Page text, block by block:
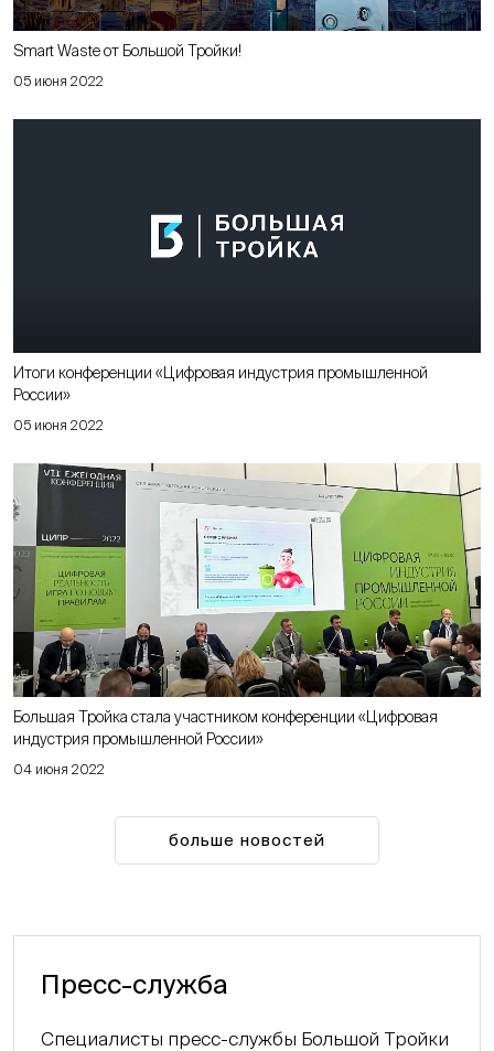
05 июня 2022
Smart Waste от Большой Тройки!
05 июня 2022
Итоги конференции «Цифровая индустрия промышленной
России»
04 июня 2022
Большая Тройка стала участником конференции «Цифровая
индустрия промышленной России»
больше новостей
Пресс-служба
Специалисты пресс-службы Большой Тройки